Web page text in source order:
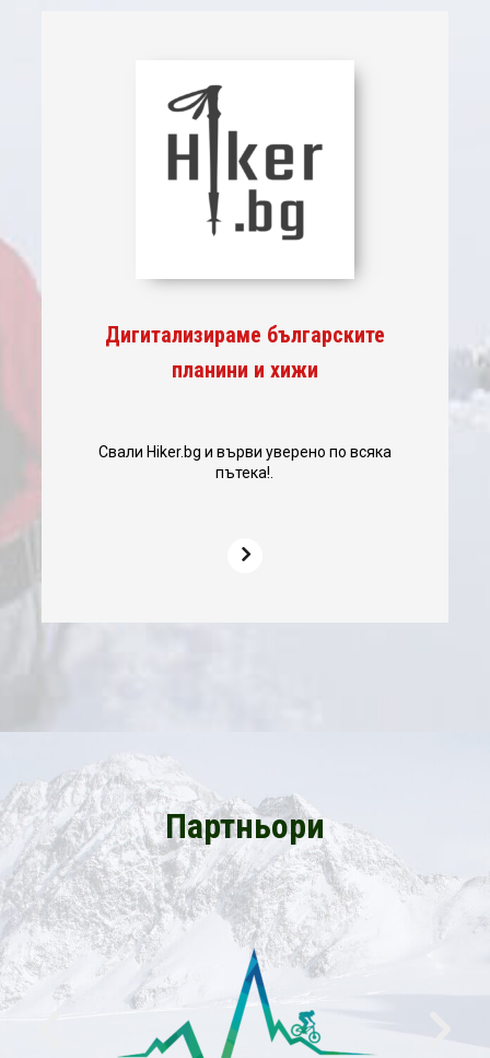
Дигитализираме българските
планини и хижи
Свали Hiker.bg и върви уверено по всяка
пътека!.
Партньори